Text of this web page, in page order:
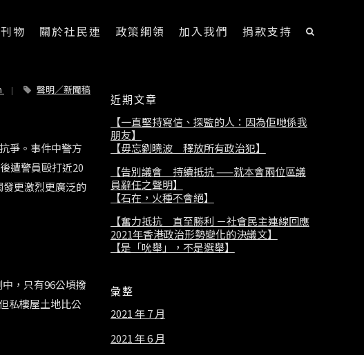
物 關於社民連 政策綱領 加入我們 捐款支持
聲明／新聞稿
爭。事件中警方
遭警員毆打近20
更激烈更廣泛的
，只有96公頃撥
私樓屋土地比公
近期文章
【一直堅持寫信、探監的人：因為佢哋係我
朋友】
【毋忘劉曉波 釋放所有政治犯】
【告別議會 持續抵抗 ——就本會兩位區議
員辭任之聲明】
【石在，火種不會絕】
【奮力抵抗 直至勝利 －社會民主連線回應
2021年香港政治形勢變化的決議文】
【是「吮舉」，不是選舉】
彙整
2021 年 7 月
2021 年 6 月